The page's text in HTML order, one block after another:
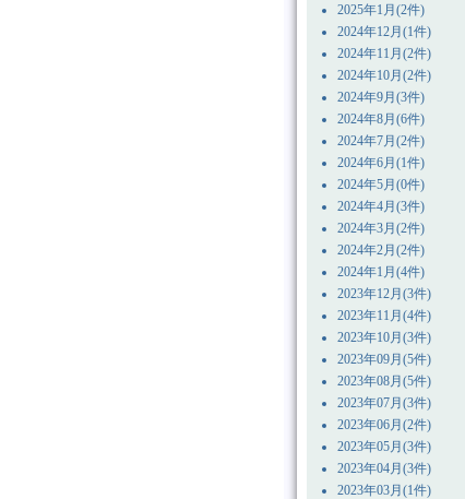
2025年1月(2件)
2024年12月(1件)
2024年11月(2件)
2024年10月(2件)
2024年9月(3件)
2024年8月(6件)
2024年7月(2件)
2024年6月(1件)
2024年5月(0件)
2024年4月(3件)
2024年3月(2件)
2024年2月(2件)
2024年1月(4件)
2023年12月(3件)
2023年11月(4件)
2023年10月(3件)
2023年09月(5件)
2023年08月(5件)
2023年07月(3件)
2023年06月(2件)
2023年05月(3件)
2023年04月(3件)
2023年03月(1件)